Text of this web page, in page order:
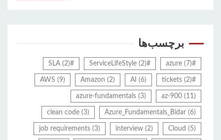
برچسب‌ها
#azure
(7)
#ServiceLifeStyle
(2)
#SLA
(2)
#tickets
(2)
AI (6)
Amazon (2)
AWS (9)
az-900 (11)
azure-fundamentals (3)
Azure_Fundamentals_Bidar (6)
clean code (3)
Cloud (5)
interview (2)
job requirements (3)